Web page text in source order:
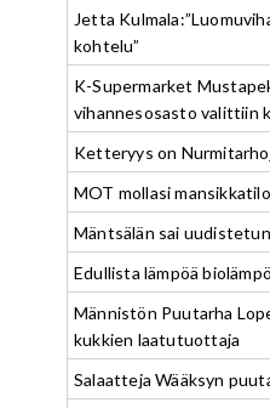
Jetta
kohtelu”
K-Supermarket
vihannesosasto valittiin
Ketteryys on
MOT mollasi
Mäntsälän sai
Edullista lämpöä
Männistön Puutarha
kukkien laatutuottaja
Salaatteja Wääksyn